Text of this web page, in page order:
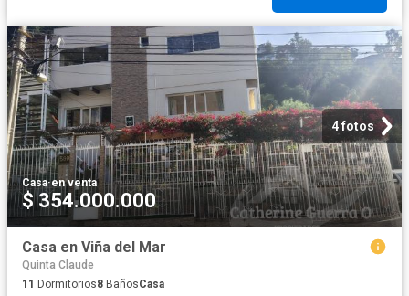
4 fotos
Casa·en venta
$ 354.000.000
Casa en Viña del Mar
Quinta Claude
11 Dormitorios8 BañosCasa